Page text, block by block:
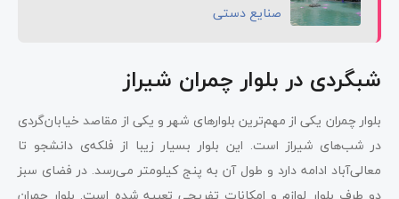
صنایع دستی
شبگردی در بلوار چمران شیراز
بلوار چمران یکی از مهم‌ترین بلوارهای شهر و یکی از مقاصد خیابان‌گردی
در شب‌های شیراز است. این بلوار بسیار زیبا از فلکه‌ی دانشجو تا
معالی‌آباد ادامه دارد و طول آن به پنج کیلومتر می‌رسد. در فضای سبز